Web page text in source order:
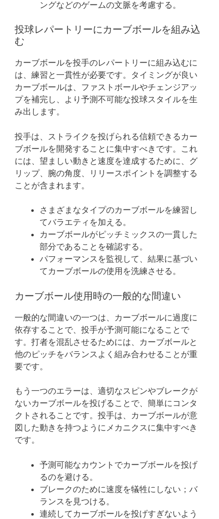
ングなどのゲームの文脈を考慮する。
投球レパートリーにカーブボールを組み込
む
カーブボールを投手のレパートリーに組み込むに
は、練習と一貫性が必要です。タイミングが良い
カーブボールは、ファストボールやチェンジアッ
プを補完し、より予測不可能な投球スタイルを生
み出します。
投手は、ストライクを投げられる信頼できるカー
ブボールを開発することに集中すべきです。これ
には、望ましい動きと速度を達成するために、グ
リップ、腕の角度、リリースポイントを調整する
ことが含まれます。
さまざまなタイプのカーブボールを練習し
てバラエティを加える。
カーブボールがピッチミックスの一貫した
部分であることを確認する。
パフォーマンスを監視して、結果に基づい
てカーブボールの使用を洗練させる。
カーブボール使用時の一般的な間違い
一般的な間違いの一つは、カーブボールに過度に
依存することで、投手が予測可能になることで
す。打者を混乱させるためには、カーブボールと
他のピッチをバランスよく組み合わせることが重
要です。
もう一つのエラーは、適切なスピンやブレークが
ないカーブボールを投げることで、簡単にコンタ
クトされることです。投手は、カーブボールが意
図した動きを持つようにメカニクスに集中すべき
です。
予測可能なカウントでカーブボールを投げ
るのを避ける。
ブレークのために速度を犠牲にしない；バ
ランスを見つける。
連続してカーブボールを投げすぎないよう